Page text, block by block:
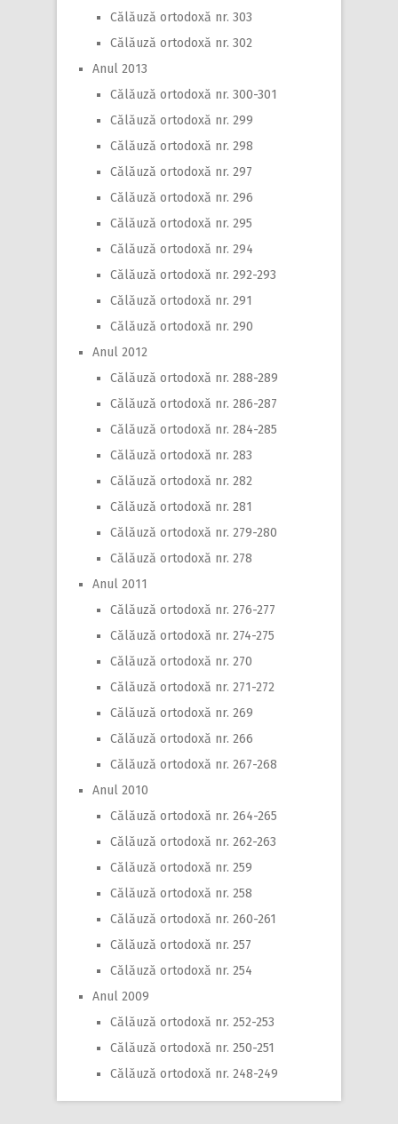
Călăuză ortodoxă nr. 303
Călăuză ortodoxă nr. 302
Anul 2013
Călăuză ortodoxă nr. 300-301
Călăuză ortodoxă nr. 299
Călăuză ortodoxă nr. 298
Călăuză ortodoxă nr. 297
Călăuză ortodoxă nr. 296
Călăuză ortodoxă nr. 295
Călăuză ortodoxă nr. 294
Călăuză ortodoxă nr. 292-293
Călăuză ortodoxă nr. 291
Călăuză ortodoxă nr. 290
Anul 2012
Călăuză ortodoxă nr. 288-289
Călăuză ortodoxă nr. 286-287
Călăuză ortodoxă nr. 284-285
Călăuză ortodoxă nr. 283
Călăuză ortodoxă nr. 282
Călăuză ortodoxă nr. 281
Călăuză ortodoxă nr. 279-280
Călăuză ortodoxă nr. 278
Anul 2011
Călăuză ortodoxă nr. 276-277
Călăuză ortodoxă nr. 274-275
Călăuză ortodoxă nr. 270
Călăuză ortodoxă nr. 271-272
Călăuză ortodoxă nr. 269
Călăuză ortodoxă nr. 266
Călăuză ortodoxă nr. 267-268
Anul 2010
Călăuză ortodoxă nr. 264-265
Călăuză ortodoxă nr. 262-263
Călăuză ortodoxă nr. 259
Călăuză ortodoxă nr. 258
Călăuză ortodoxă nr. 260-261
Călăuză ortodoxă nr. 257
Călăuză ortodoxă nr. 254
Anul 2009
Călăuză ortodoxă nr. 252-253
Călăuză ortodoxă nr. 250-251
Călăuză ortodoxă nr. 248-249